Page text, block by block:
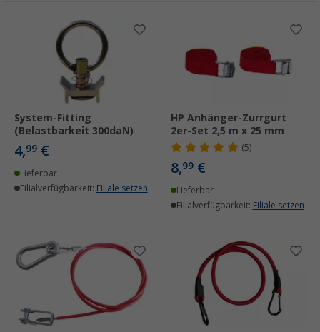
System-Fitting
(Belastbarkeit 300daN)
4,99 €
Lieferbar
Filialverfügbarkeit: Filiale setzen
HP Anhänger-Zurrgurt
2er-Set 2,5 m x 25 mm
(5)
8,99 €
Lieferbar
Filialverfügbarkeit: Filiale setzen